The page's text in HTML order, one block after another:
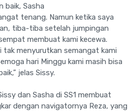
baik, Sasha
tenang. Namun ketika saya
tiba-tiba setelah jumpingan
membuat kami kecewa.
tak menyurutkan semangat kami
hari Minggu kami masih bisa
jelas Sissy.
dan Sasha di SS1 membuat
dengan navigatornya Reza, yang